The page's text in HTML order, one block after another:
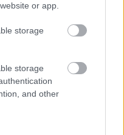
or app.
storage
storage
and other